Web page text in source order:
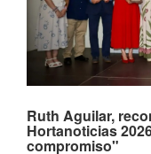
Ruth Aguilar,
Hortanoticias
compromiso"